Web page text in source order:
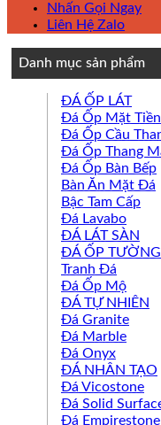
Nhấn Gọi Ngay
Liên Hệ Zalo
Danh mục sản phẩm
ĐÁ ỐP LÁT
Đá Ốp Mặt Tiền
Đá Ốp Cầu
Đá Ốp Thang
Đá Ốp Bàn Bếp
Bàn Ăn Mặt Đá
Bậc Tam Cấp
Đá Lavabo
ĐÁ LÁT SÀN
ĐÁ ỐP TƯỜNG
Tranh Đá
Đá Ốp Mộ
ĐÁ TỰ NHIÊN
Đá Granite
Đá Marble
Đá Onyx
ĐÁ NHÂN TẠO
Đá Vicostone
Đá Solid
Đá Empirestone